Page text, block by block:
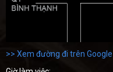
>> Xem đường đi trên